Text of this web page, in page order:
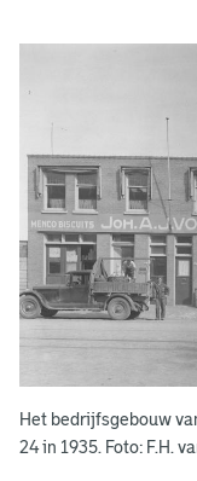
e
s
b
o
e
e
n
e
n
Het bedrijfsgebouw
24 in 1935. Foto: F.H.